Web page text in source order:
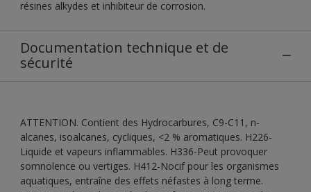
résines alkydes et inhibiteur de corrosion.
Documentation technique et de
sécurité
ATTENTION. Contient des Hydrocarbures, C9-C11, n-
alcanes, isoalcanes, cycliques, <2 % aromatiques. H226-
Liquide et vapeurs inflammables. H336-Peut provoquer
somnolence ou vertiges. H412-Nocif pour les organismes
aquatiques, entraîne des effets néfastes à long terme.